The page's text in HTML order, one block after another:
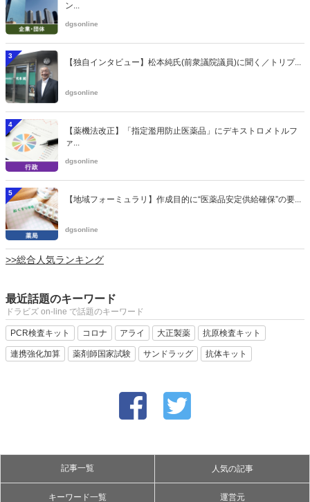
ン...
dgsonline
3
【独自インタビュー】松本純氏(前衆議院議員)に聞く／トリプ...
dgsonline
4
【薬機法改正】「指定濫用防止医薬品」にデキストロメトルフ
ァ...
dgsonline
5
【地域フォーミュラリ】作成目的に“医薬品安定供給確保”の要...
dgsonline
>>総合人気ランキング
最近話題のキーワード
ドラビズ on-line で話題のキーワード
PCR検査キット コロナ アライ 大正製薬 抗原検査キット
連携強化加算 薬剤師国家試験 サンドラッグ 抗体キット
記事一覧 人気の記事
キーワード一覧 運営元